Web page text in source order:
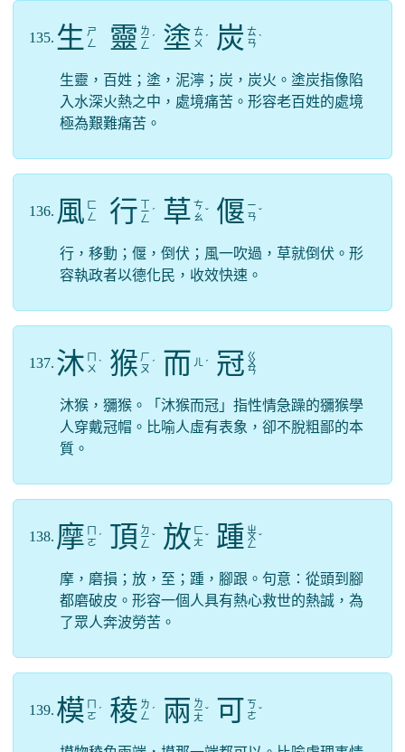
135. 生 ㄕ
ㄥ
靈 ㄌ
ㄧ
ㄥ
ˊ 塗 ㄊ
ㄨ ˊ 炭 ㄊ
ㄢ ˋ
生靈，百姓；塗，泥濘；炭，炭火。塗炭指像陷
入水深火熱之中，處境痛苦。形容老百姓的處境
極為艱難痛苦。
136. 風 ㄈ
ㄥ
行 ㄧ
ㄥ
ˊ 草 ㄘ
ㄠ ˇ 偃 ㄧ
ㄢ ˇ
行，移動；偃，倒伏；風一吹過，草就倒伏。形
容執政者以德化民，收效快速。
137. 沐 ㄨ ˋ 猴 ㄏ
ㄡ ˊ 而 ㄦ ˊ 冠 ㄍ
ㄨ
ㄢ
沐猴，獼猴。「沐猴而冠」指性情急躁的獼猴學
人穿戴冠帽。比喻人虛有表象，卻不脫粗鄙的本
質。
138. 摩 ㄛ ˊ 頂 ㄉ
ㄧ
ㄥ
ˇ 放 ㄈ
ㄤ ˇ 踵 ㄓ
ㄨ
ㄥ
ˇ
摩，磨損；放，至；踵，腳跟。句意：從頭到腳
都磨破皮。形容一個人具有熱心救世的熱誠，為
了眾人奔波勞苦。
139. 模 ㄛ ˊ 稜 ㄌ
ㄥ
ˊ 兩 ㄌ
ㄧ
ㄤ
ˇ 可 ㄎ
ㄜ ˇ